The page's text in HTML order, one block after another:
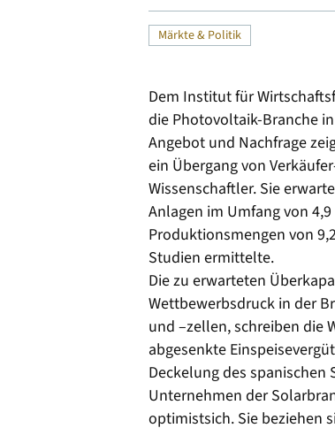
Märkte & Politik
Dem Institut für
die Photovoltaik-Branche
Angebot und Nachfrage
ein Übergang von
Wissenschaftler. Sie
Anlagen im Umfang von
Produktionsmengen von
Studien ermittelte.
Die zu erwarteten
Wettbewerbsdruck in der
und –zellen, schreiben die
abgesenkte
Deckelung des
Unternehmen der
optimistsich. Sie beziehen